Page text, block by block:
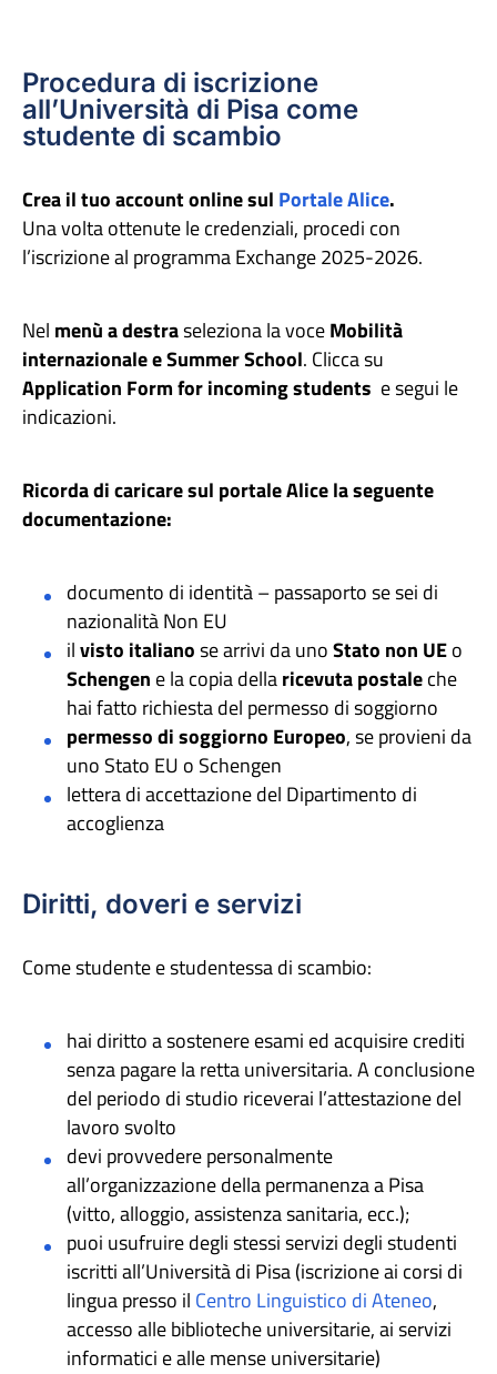
Procedura di iscrizione
all’Università di Pisa come
studente di scambio
Crea il tuo account online sul Portale Alice.
Una volta ottenute le credenziali, procedi con
l’iscrizione al programma Exchange 2025-2026.
Nel menù a destraseleziona la voceMobilità
internazionale e Summer School. Clicca su
Application Form for incoming students e segui le
indicazioni.
Ricorda di caricare sul portale Alice la seguente
documentazione:
documento di identità – passaporto se sei di
nazionalità Non EU
ilvisto italianose arrivi da unoStato non UEo
Schengen e la copia dellaricevuta postaleche
hai fatto richiesta del permesso di soggiorno
permesso di soggiorno Europeo, se provieni da
uno Stato EU o Schengen
lettera di accettazione del Dipartimento di
accoglienza
Diritti, doveri e servizi
Come studente e studentessa di scambio:
hai diritto a sostenere esami ed acquisire crediti
senza pagare la retta universitaria. A conclusione
del periodo di studio riceverai l’attestazione del
lavoro svolto
devi provvedere personalmente
all’organizzazione della permanenza a Pisa
(vitto, alloggio, assistenza sanitaria, ecc.);
puoi usufruire degli stessi servizi degli studenti
iscritti all’Università di Pisa (iscrizione ai corsi di
lingua presso il Centro Linguistico di Ateneo,
accesso alle biblioteche universitarie, ai servizi
informatici e alle mense universitarie)